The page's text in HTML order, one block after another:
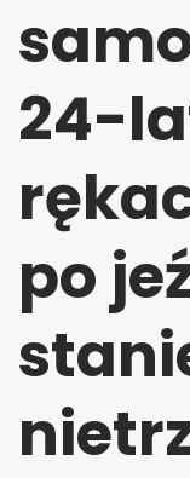
24-
po